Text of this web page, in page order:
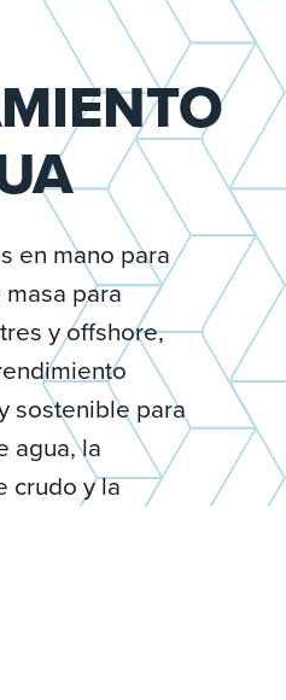
en mano para
para
y offshore,
sostenible para
agua, la
crudo y la